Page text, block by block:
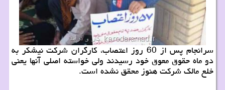
سرانجام پس از 60 روز اعتصاب، كارگران شركت نیشكر به
دو ماه حقوق معوق خود رسیدند ولی خواسته اصلی آنها یعنی
خلع مالك شركت هنوز محقق نشده است.